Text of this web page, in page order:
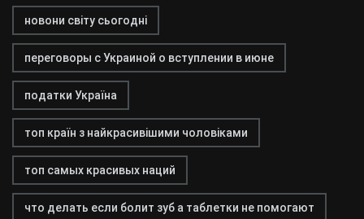
новони світу сьогодні
переговоры с Украиной о вступлении в июне
податки Україна
топ країн з найкрасивішими чоловіками
топ самых красивых наций
что делать если болит зуб а таблетки не помогают